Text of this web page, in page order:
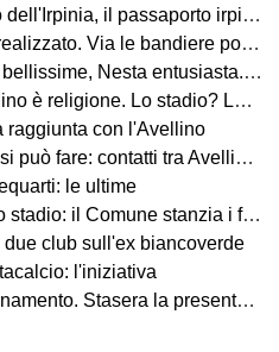
il passaporto irpino..."
Via le bandiere politiche..."
entusiasta. Mercato? Ottimo, ma..."
Lo stadio? Lo faremo..."
raggiunta con l'Avellino
contatti tra Avellino e Catania
le ultime
il Comune stanzia i fondi
club sull'ex biancoverde
l'iniziativa
la presentazione in Piazza